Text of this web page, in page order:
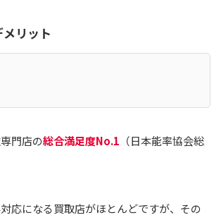
リット
門店の総合満足度No.1 （日本能率協会総
応になる買取店がほとんどですが、その